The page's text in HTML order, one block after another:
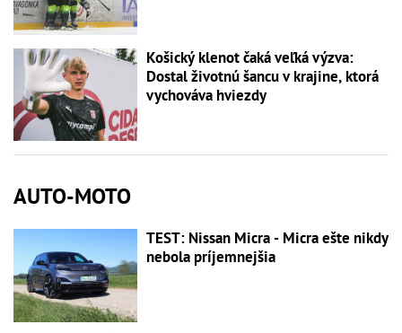
Košický klenot čaká veľká výzva:
Dostal životnú šancu v krajine, ktorá
vychováva hviezdy
AUTO-MOTO
TEST: Nissan Micra - Micra ešte nikdy
nebola príjemnejšia